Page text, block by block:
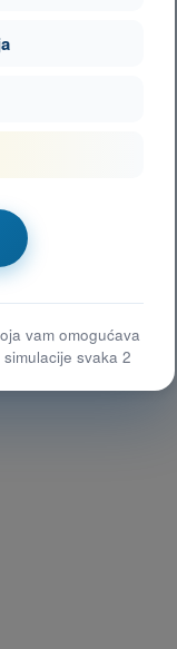
vam omogućava
svaka 2